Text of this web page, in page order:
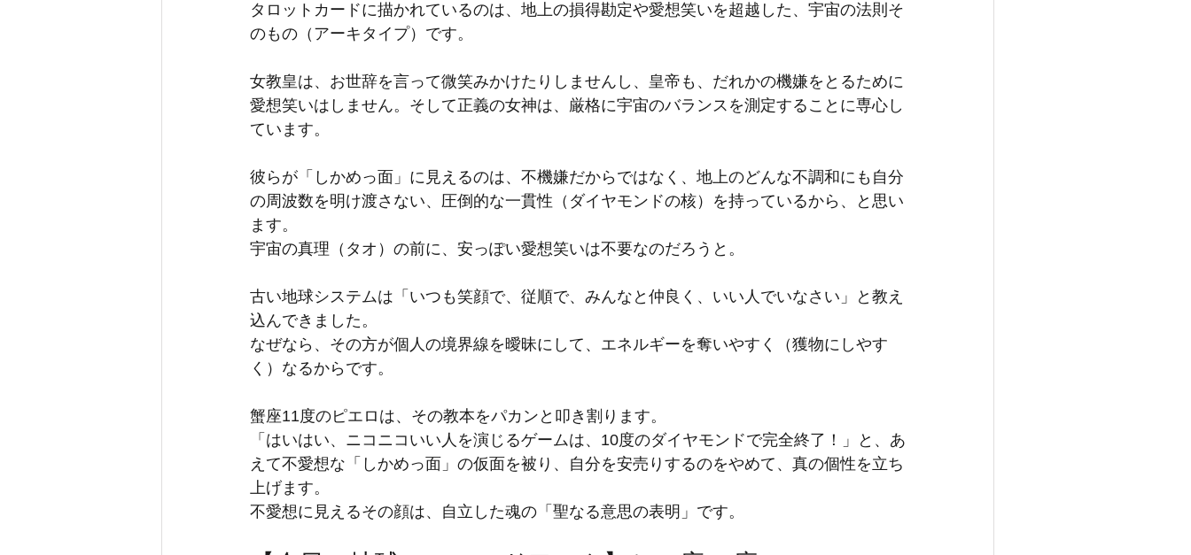
タロットカードに描かれているのは、地上の損得勘定や愛想笑いを超越した、宇宙の法則そ
のもの（アーキタイプ）です。
女教皇は、お世辞を言って微笑みかけたりしませんし、皇帝も、だれかの機嫌をとるために
愛想笑いはしません。そして正義の女神は、厳格に宇宙のバランスを測定することに専心し
ています。
彼らが「しかめっ面」に見えるのは、不機嫌だからではなく、地上のどんな不調和にも自分
の周波数を明け渡さない、圧倒的な一貫性（ダイヤモンドの核）を持っているから、と思い
ます。
宇宙の真理（タオ）の前に、安っぽい愛想笑いは不要なのだろうと。
古い地球システムは「いつも笑顔で、従順で、みんなと仲良く、いい人でいなさい」と教え
込んできました。
なぜなら、その方が個人の境界線を曖昧にして、エネルギーを奪いやすく（獲物にしやす
く）なるからです。
蟹座11度のピエロは、その教本をパカンと叩き割ります。
「はいはい、ニコニコいい人を演じるゲームは、10度のダイヤモンドで完全終了！」と、あ
えて不愛想な「しかめっ面」の仮面を被り、自分を安売りするのをやめて、真の個性を立ち
上げます。
不愛想に見えるその顔は、自立した魂の「聖なる意思の表明」です。